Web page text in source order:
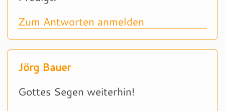
Zum Antworten anmelden
Jörg Bauer
Gottes Segen weiterhin!